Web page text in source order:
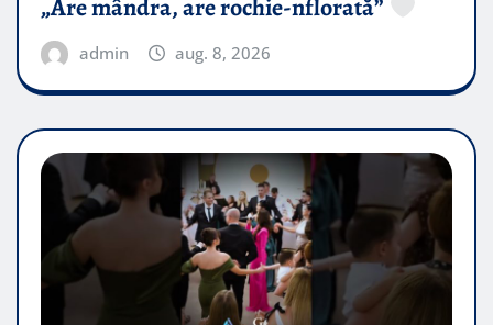
„Are mândra, are rochie-nflorată”
admin aug. 8, 2026